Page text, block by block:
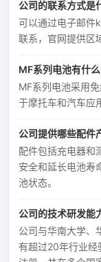
公司的联系方式是
可以通过电子邮
联系，官网提供区
MF系列电池有什么
MF系列电池采用
于摩托车和汽车应
公司提供哪些配件
配件包括充电器和
安全和延长电池寿
池状态。
公司的技术研发能
公司与华南大学、
有超过20年行业